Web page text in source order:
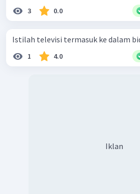
3 0.0
Istilah televisi termasuk ke dalam
1 4.0
Iklan